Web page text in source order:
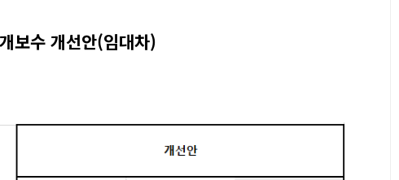
보수 개선안(임대차)